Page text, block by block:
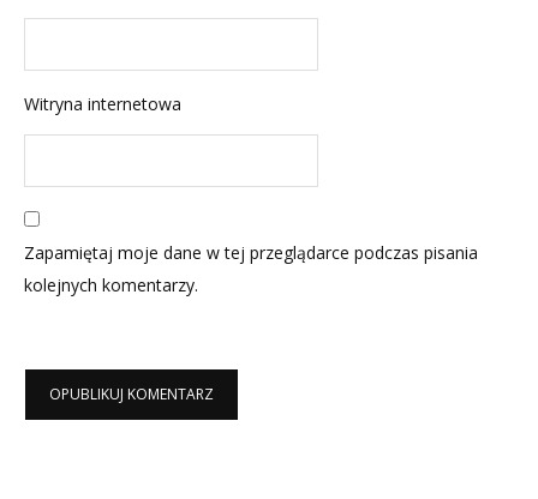
Witryna internetowa
Zapamiętaj moje dane w tej przeglądarce podczas pisania
kolejnych komentarzy.